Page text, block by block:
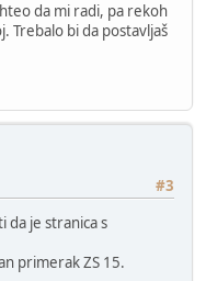
da mi radi, pa rekoh
Trebalo bi da postavljaš
#3
da je stranica s
primerak ZS 15.